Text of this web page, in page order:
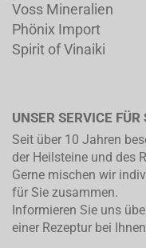
Voss Mineralien
Phönix Import
Spirit of Vinaiki
UNSER SERVICE FÜR
Seit über 10 Jahren
der Heilsteine und des
Gerne mischen wir
für Sie zusammen.
Informieren Sie uns
einer Rezeptur bei